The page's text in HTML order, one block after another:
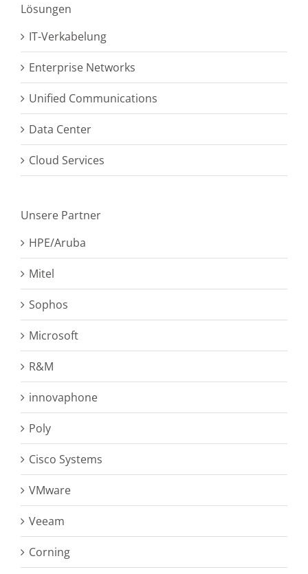
Lösungen
IT-Verkabelung
Enterprise Networks
Unified Communications
Data Center
Cloud Services
Unsere Partner
HPE/Aruba
Mitel
Sophos
Microsoft
R&M
innovaphone
Poly
Cisco Systems
VMware
Veeam
Corning